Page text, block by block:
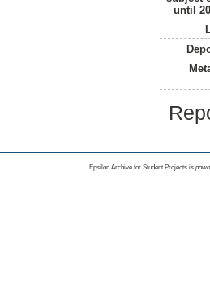
until
Epsilon Archive for Student Projects is